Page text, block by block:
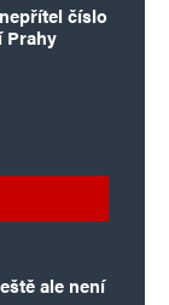
číslo
Prahy
ale není